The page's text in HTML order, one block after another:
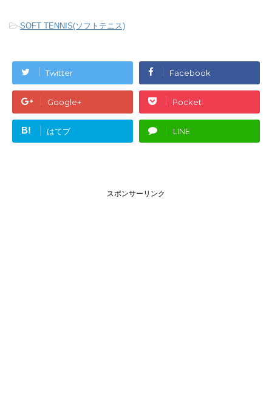
-SOFT TENNIS(ソフトテニス)
Twitter Facebook
Google+ Pocket
B! はてブ LINE
スポンサーリンク